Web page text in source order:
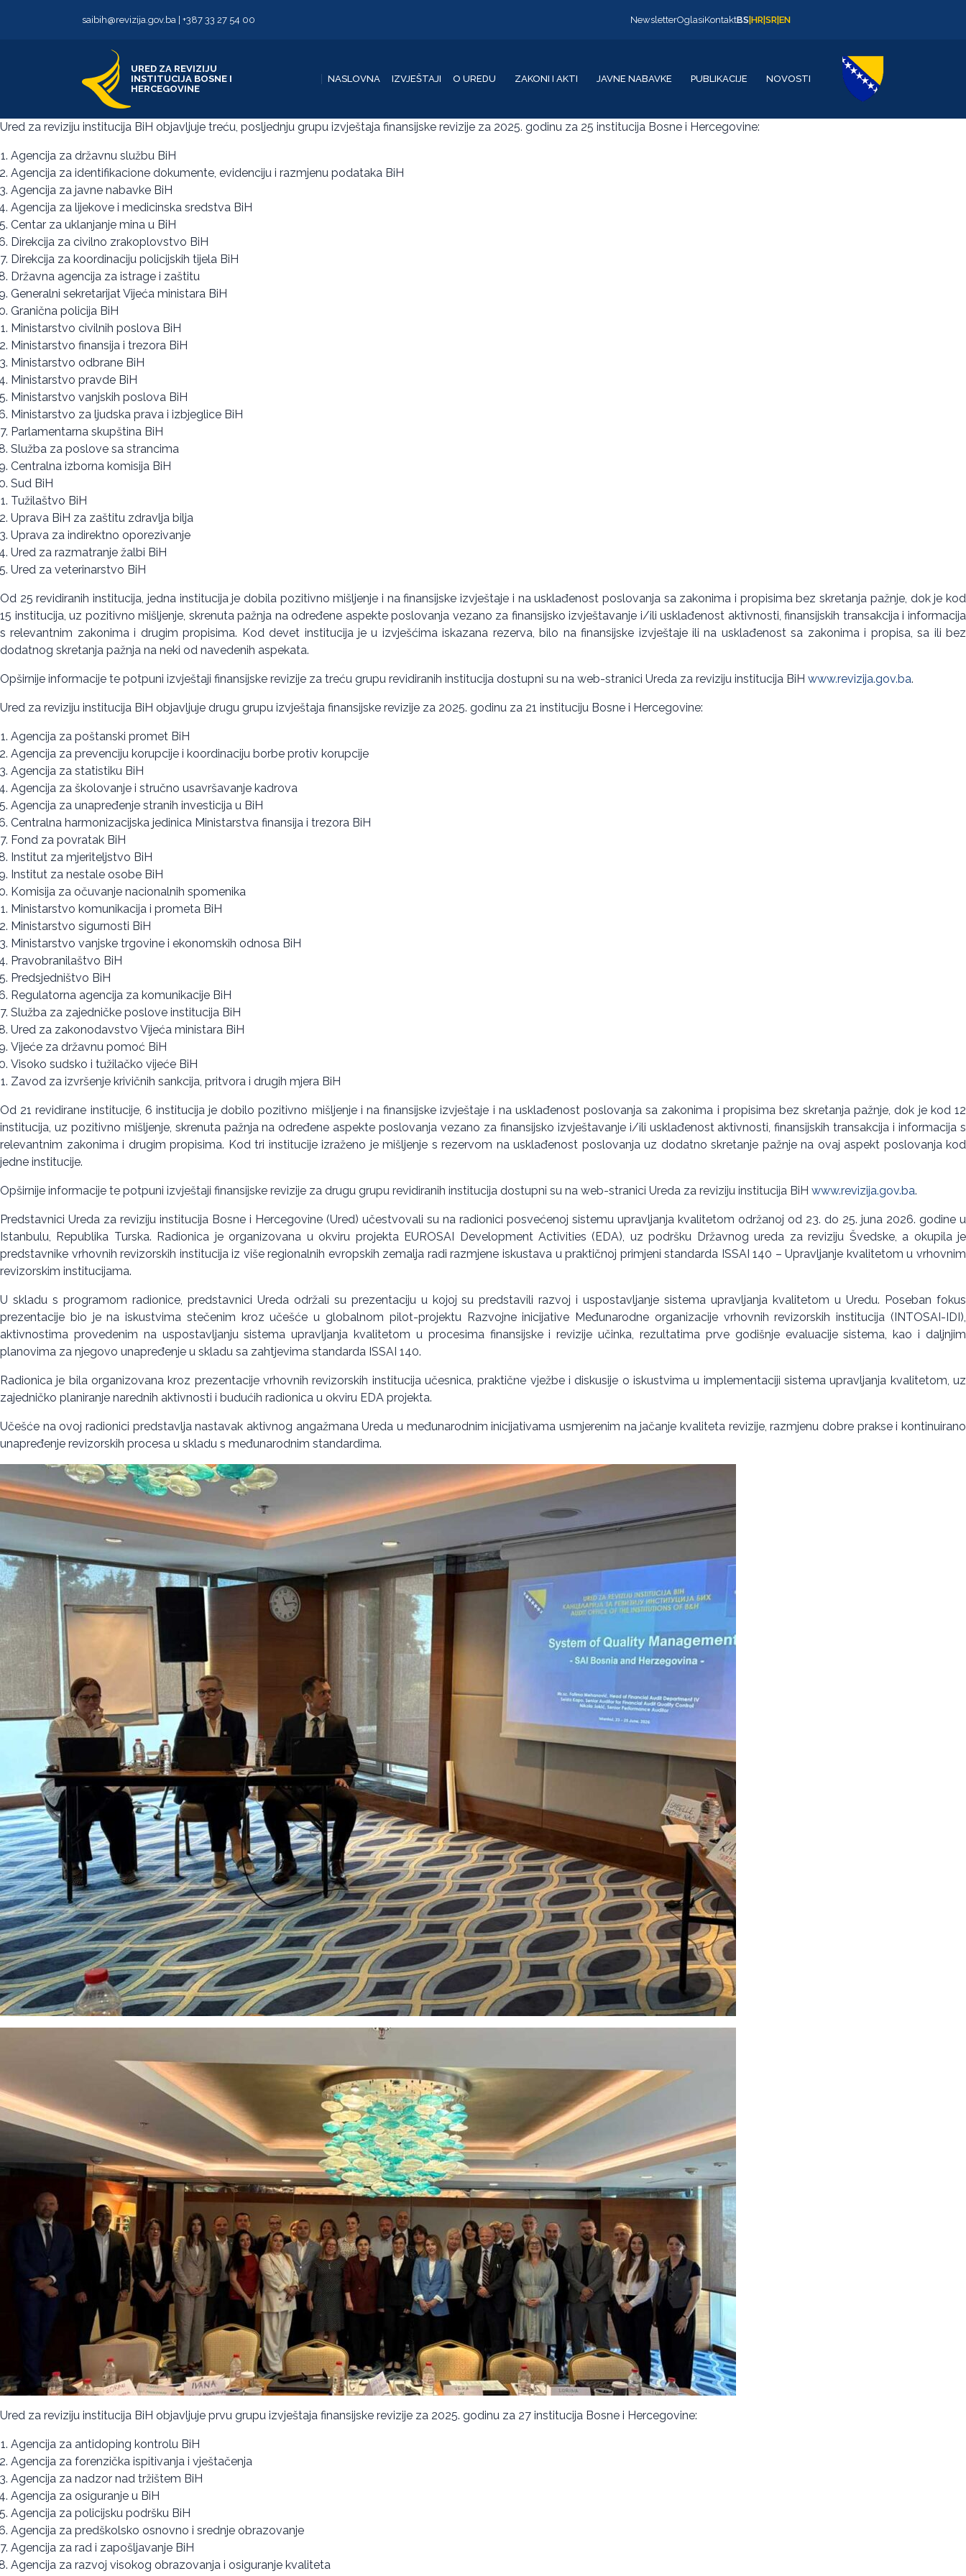
saibih@revizija.gov.ba +387 33 27 54 00 NewsletterOglasiKontaktBS HR SR EN
URED ZA REVIZIJU
INSTITUCIJA BOSNE I
HERCEGOVINE
NASLOVNA IZVJEŠTAJI O UREDU ZAKONI I AKTI JAVNE NABAVKE PUBLIKACIJE NOVOSTI
Ured za reviziju institucija BiH objavljuje treću, posljednju grupu izvještaja finansijske revizije za 2025. godinu za 25 institucija Bosne i Hercegovine:
Agencija za državnu službu BiH
Agencija za identifikacione dokumente, evidenciju i razmjenu podataka BiH
Agencija za javne nabavke BiH
Agencija za lijekove i medicinska sredstva BiH
Centar za uklanjanje mina u BiH
Direkcija za civilno zrakoplovstvo BiH
Direkcija za koordinaciju policijskih tijela BiH
Državna agencija za istrage i zaštitu
Generalni sekretarijat Vijeća ministara BiH
Granična policija BiH
Ministarstvo civilnih poslova BiH
Ministarstvo finansija i trezora BiH
Ministarstvo odbrane BiH
Ministarstvo pravde BiH
Ministarstvo vanjskih poslova BiH
Ministarstvo za ljudska prava i izbjeglice BiH
Parlamentarna skupština BiH
Služba za poslove sa strancima
Centralna izborna komisija BiH
Sud BiH
Tužilaštvo BiH
Uprava BiH za zaštitu zdravlja bilja
Uprava za indirektno oporezivanje
Ured za razmatranje žalbi BiH
Ured za veterinarstvo BiH
Od 25 revidiranih institucija, jedna institucija je dobila pozitivno mišljenje i na finansijske izvještaje i na usklađenost poslovanja sa zakonima i propisima bez skretanja pažnje, dok je kod
15 institucija, uz pozitivno mišljenje, skrenuta pažnja na određene aspekte poslovanja vezano za finansijsko izvještavanje i/ili usklađenost aktivnosti, finansijskih transakcija i informacija
s relevantnim zakonima i drugim propisima. Kod devet institucija je u izvješćima iskazana rezerva, bilo na finansijske izvještaje ili na usklađenost sa zakonima i propisa, sa ili bez
dodatnog skretanja pažnja na neki od navedenih aspekata.
Opširnije informacije te potpuni izvještaji finansijske revizije za treću grupu revidiranih institucija dostupni su na web-stranici Ureda za reviziju institucija BiH www.revizija.gov.ba.
Ured za reviziju institucija BiH objavljuje drugu grupu izvještaja finansijske revizije za 2025. godinu za 21 instituciju Bosne i Hercegovine:
Agencija za poštanski promet BiH
Agencija za prevenciju korupcije i koordinaciju borbe protiv korupcije
Agencija za statistiku BiH
Agencija za školovanje i stručno usavršavanje kadrova
Agencija za unapređenje stranih investicija u BiH
Centralna harmonizacijska jedinica Ministarstva finansija i trezora BiH
Fond za povratak BiH
Institut za mjeriteljstvo BiH
Institut za nestale osobe BiH
Komisija za očuvanje nacionalnih spomenika
Ministarstvo komunikacija i prometa BiH
Ministarstvo sigurnosti BiH
Ministarstvo vanjske trgovine i ekonomskih odnosa BiH
Pravobranilaštvo BiH
Predsjedništvo BiH
Regulatorna agencija za komunikacije BiH
Služba za zajedničke poslove institucija BiH
Ured za zakonodavstvo Vijeća ministara BiH
Vijeće za državnu pomoć BiH
Visoko sudsko i tužilačko vijeće BiH
Zavod za izvršenje krivičnih sankcija, pritvora i drugih mjera BiH
Od 21 revidirane institucije, 6 institucija je dobilo pozitivno mišljenje i na finansijske izvještaje i na usklađenost poslovanja sa zakonima i propisima bez skretanja pažnje, dok je kod 12
institucija, uz pozitivno mišljenje, skrenuta pažnja na određene aspekte poslovanja vezano za finansijsko izvještavanje i/ili usklađenost aktivnosti, finansijskih transakcija i informacija s
relevantnim zakonima i drugim propisima. Kod tri institucije izraženo je mišljenje s rezervom na usklađenost poslovanja uz dodatno skretanje pažnje na ovaj aspekt poslovanja kod
jedne institucije.
Opširnije informacije te potpuni izvještaji finansijske revizije za drugu grupu revidiranih institucija dostupni su na web-stranici Ureda za reviziju institucija BiH www.revizija.gov.ba.
Predstavnici Ureda za reviziju institucija Bosne i Hercegovine (Ured) učestvovali su na radionici posvećenoj sistemu upravljanja kvalitetom održanoj od 23. do 25. juna 2026. godine u
Istanbulu, Republika Turska. Radionica je organizovana u okviru projekta EUROSAI Development Activities (EDA), uz podršku Državnog ureda za reviziju Švedske, a okupila je
predstavnike vrhovnih revizorskih institucija iz više regionalnih evropskih zemalja radi razmjene iskustava u praktičnoj primjeni standarda ISSAI 140 – Upravljanje kvalitetom u vrhovnim
revizorskim institucijama.
U skladu s programom radionice, predstavnici Ureda održali su prezentaciju u kojoj su predstavili razvoj i uspostavljanje sistema upravljanja kvalitetom u Uredu. Poseban fokus
prezentacije bio je na iskustvima stečenim kroz učešće u globalnom pilot-projektu Razvojne inicijative Međunarodne organizacije vrhovnih revizorskih institucija (INTOSAI-IDI),
aktivnostima provedenim na uspostavljanju sistema upravljanja kvalitetom u procesima finansijske i revizije učinka, rezultatima prve godišnje evaluacije sistema, kao i daljnjim
planovima za njegovo unapređenje u skladu sa zahtjevima standarda ISSAI 140.
Radionica je bila organizovana kroz prezentacije vrhovnih revizorskih institucija učesnica, praktične vježbe i diskusije o iskustvima u implementaciji sistema upravljanja kvalitetom, uz
zajedničko planiranje narednih aktivnosti i budućih radionica u okviru EDA projekta.
Učešće na ovoj radionici predstavlja nastavak aktivnog angažmana Ureda u međunarodnim inicijativama usmjerenim na jačanje kvaliteta revizije, razmjenu dobre prakse i kontinuirano
unapređenje revizorskih procesa u skladu s međunarodnim standardima.
Ured za reviziju institucija BiH objavljuje prvu grupu izvještaja finansijske revizije za 2025. godinu za 27 institucija Bosne i Hercegovine:
Agencija za antidoping kontrolu BiH
Agencija za forenzička ispitivanja i vještačenja
Agencija za nadzor nad tržištem BiH
Agencija za osiguranje u BiH
Agencija za policijsku podršku BiH
Agencija za predškolsko osnovno i srednje obrazovanje
Agencija za rad i zapošljavanje BiH
Agencija za razvoj visokog obrazovanja i osiguranje kvaliteta